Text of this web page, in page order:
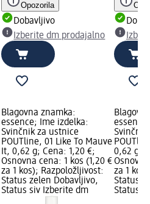
Opozorila
Dobavljivo
Izberite dm prodajalno
Blagovna znamka:
essence; Ime izdelka:
Svinčnik za ustnice
POUTline, 01 Like To Mauve
It, 0,62 g; Cena: 1,20 €;
Osnovna cena: 1 kos (1,20 €
za 1 kos); Razpoložljivost:
Status zelen Dobavljivo,
Status siv Izberite dm
0,62 g;
za 1
Status
Status